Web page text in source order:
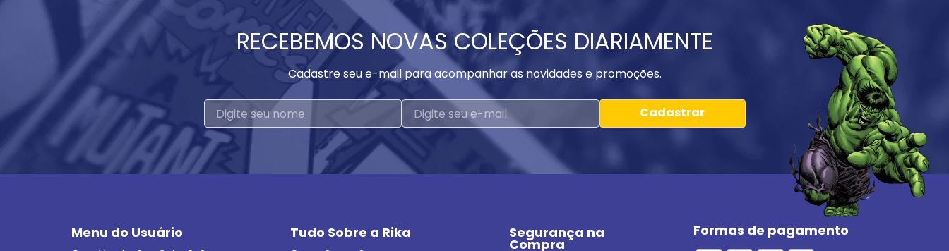
RECEBEMOS NOVAS COLEÇÕES DIARIAMENTE
Cadastre seu e-mail para acompanhar as novidades e promoções.
Cadastrar
Menu do Usuário Tudo Sobre a Rika Segurança na
Compra
Formas de pagamento